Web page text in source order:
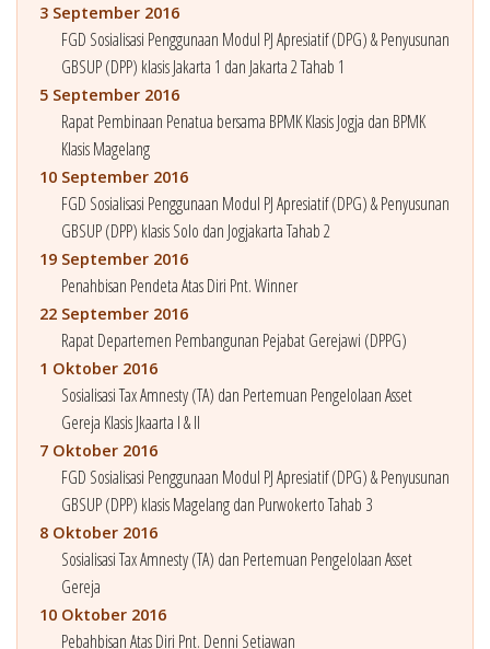
3 September 2016
FGD Sosialisasi Penggunaan Modul PJ Apresiatif (DPG) & Penyusunan
GBSUP (DPP) klasis Jakarta 1 dan Jakarta 2 Tahab 1
5 September 2016
Rapat Pembinaan Penatua bersama BPMK Klasis Jogja dan BPMK
Klasis Magelang
10 September 2016
FGD Sosialisasi Penggunaan Modul PJ Apresiatif (DPG) & Penyusunan
GBSUP (DPP) klasis Solo dan Jogjakarta Tahab 2
19 September 2016
Penahbisan Pendeta Atas Diri Pnt. Winner
22 September 2016
Rapat Departemen Pembangunan Pejabat Gerejawi (DPPG)
1 Oktober 2016
Sosialisasi Tax Amnesty (TA) dan Pertemuan Pengelolaan Asset
Gereja Klasis Jkaarta I & II
7 Oktober 2016
FGD Sosialisasi Penggunaan Modul PJ Apresiatif (DPG) & Penyusunan
GBSUP (DPP) klasis Magelang dan Purwokerto Tahab 3
8 Oktober 2016
Sosialisasi Tax Amnesty (TA) dan Pertemuan Pengelolaan Asset
Gereja
10 Oktober 2016
Pebahbisan Atas Diri Pnt. Denni Setiawan